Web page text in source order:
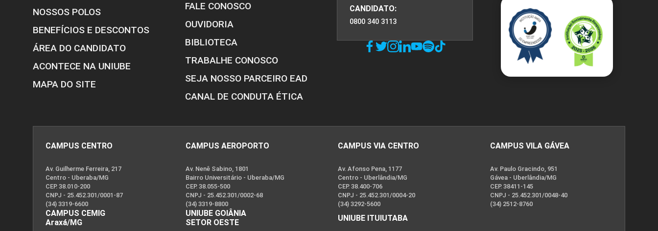
NOSSOS POLOS
BENEFÍCIOS E DESCONTOS
ÁREA DO CANDIDATO
ACONTECE NA UNIUBE
MAPA DO SITE
FALE CONOSCO
OUVIDORIA
BIBLIOTECA
TRABALHE CONOSCO
SEJA NOSSO PARCEIRO EAD
CANAL DE CONDUTA ÉTICA
CANDIDATO:
0800 340 3113
CAMPUS CENTRO
Av. Guilherme Ferreira, 217
Centro - Uberaba/MG
CEP. 38.010-200
CNPJ - 25.452.301/0001-87
(34) 3319-6600
CAMPUS CEMIG
Araxá/MG
CAMPUS AEROPORTO
Av. Nenê Sabino, 1801
Bairro Universitário - Uberaba/MG
CEP. 38.055-500
CNPJ - 25.452.301/0002-68
(34) 3319-8800
UNIUBE GOIÂNIA
SETOR OESTE
CAMPUS VIA CENTRO
Av. Afonso Pena, 1177
Centro - Uberlândia/MG
CEP. 38.400-706
CNPJ - 25.452.301/0004-20
(34) 3292-5600
UNIUBE ITUIUTABA
CAMPUS VILA GÁVEA
Av. Paulo Gracindo, 951
Gávea - Uberlândia/MG
CEP. 38411-145
CNPJ - 25.452.301/0048-40
(34) 2512-8760